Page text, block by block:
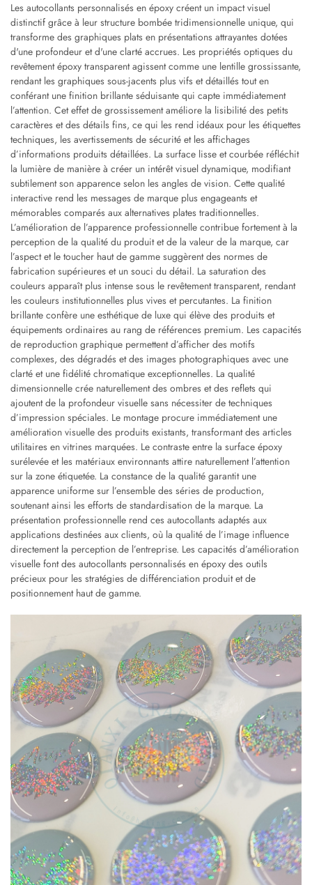
Les autocollants personnalisés en époxy créent un impact visuel
distinctif grâce à leur structure bombée tridimensionnelle unique, qui
transforme des graphiques plats en présentations attrayantes dotées
d'une profondeur et d'une clarté accrues. Les propriétés optiques du
revêtement époxy transparent agissent comme une lentille grossissante,
rendant les graphiques sous-jacents plus vifs et détaillés tout en
conférant une finition brillante séduisante qui capte immédiatement
l’attention. Cet effet de grossissement améliore la lisibilité des petits
caractères et des détails fins, ce qui les rend idéaux pour les étiquettes
techniques, les avertissements de sécurité et les affichages
d’informations produits détaillées. La surface lisse et courbée réfléchit
la lumière de manière à créer un intérêt visuel dynamique, modifiant
subtilement son apparence selon les angles de vision. Cette qualité
interactive rend les messages de marque plus engageants et
mémorables comparés aux alternatives plates traditionnelles.
L’amélioration de l’apparence professionnelle contribue fortement à la
perception de la qualité du produit et de la valeur de la marque, car
l’aspect et le toucher haut de gamme suggèrent des normes de
fabrication supérieures et un souci du détail. La saturation des
couleurs apparaît plus intense sous le revêtement transparent, rendant
les couleurs institutionnelles plus vives et percutantes. La finition
brillante confère une esthétique de luxe qui élève des produits et
équipements ordinaires au rang de références premium. Les capacités
de reproduction graphique permettent d’afficher des motifs
complexes, des dégradés et des images photographiques avec une
clarté et une fidélité chromatique exceptionnelles. La qualité
dimensionnelle crée naturellement des ombres et des reflets qui
ajoutent de la profondeur visuelle sans nécessiter de techniques
d’impression spéciales. Le montage procure immédiatement une
amélioration visuelle des produits existants, transformant des articles
utilitaires en vitrines marquées. Le contraste entre la surface époxy
surélevée et les matériaux environnants attire naturellement l’attention
sur la zone étiquetée. La constance de la qualité garantit une
apparence uniforme sur l’ensemble des séries de production,
soutenant ainsi les efforts de standardisation de la marque. La
présentation professionnelle rend ces autocollants adaptés aux
applications destinées aux clients, où la qualité de l’image influence
directement la perception de l’entreprise. Les capacités d’amélioration
visuelle font des autocollants personnalisés en époxy des outils
précieux pour les stratégies de différenciation produit et de
positionnement haut de gamme.